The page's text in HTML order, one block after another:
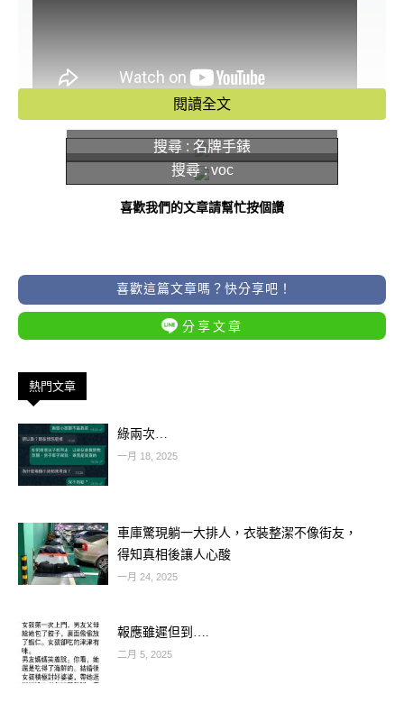
歡迎來佛道禪心觀看更多風水命理影片
https://lihi3.cc/VEY5Q
閱讀全文
搜尋 : 名牌手錶
搜尋 : voc
喜歡我們的文章請幫忙按個讚
喜歡這篇文章嗎？快分享吧！
分享文章
熱門文章
綠兩次…
一月 18, 2025
車庫驚現躺一大排人，衣裝整潔不像街友，
得知真相後讓人心酸
一月 24, 2025
報應雖遲但到….
二月 5, 2025